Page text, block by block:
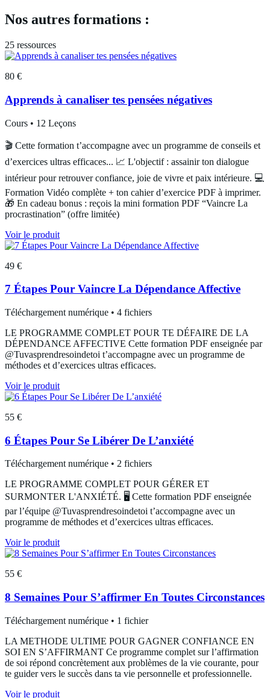
Nos autres formations :
25 ressources
80 €
Apprends à canaliser tes pensées négatives
Cours • 12 Leçons
🎬 Cette formation t’accompagne avec un programme de conseils et
d’exercices ultras efficaces... 📈 L'objectif : assainir ton dialogue
intérieur pour retrouver confiance, joie de vivre et paix intérieure. 💻
Formation Vidéo complète + ton cahier d’exercice PDF à imprimer.
🎁 En cadeau bonus : reçois la mini formation PDF “Vaincre La
procrastination” (offre limitée)
Voir le produit
49 €
7 Étapes Pour Vaincre La Dépendance Affective
Téléchargement numérique • 4 fichiers
LE PROGRAMME COMPLET POUR TE DÉFAIRE DE LA
DÉPENDANCE AFFECTIVE Cette formation PDF enseignée par
@Tuvasprendresoindetoi t’accompagne avec un programme de
méthodes et d’exercices ultras efficaces.
Voir le produit
55 €
6 Étapes Pour Se Libérer De L’anxiété
Téléchargement numérique • 2 fichiers
LE PROGRAMME COMPLET POUR GÉRER ET
SURMONTER L'ANXIÉTÉ. 🖥️ Cette formation PDF enseignée
par l’équipe @Tuvasprendresoindetoi t’accompagne avec un
programme de méthodes et d’exercices ultras efficaces.
Voir le produit
55 €
8 Semaines Pour S’affirmer En Toutes Circonstances
Téléchargement numérique • 1 fichier
LA METHODE ULTIME POUR GAGNER CONFIANCE EN
SOI EN S’AFFIRMANT Ce programme complet sur l’affirmation
de soi répond concrètement aux problèmes de la vie courante, pour
te guider vers le succès dans ta vie personnelle et professionnelle.
Voir le produit